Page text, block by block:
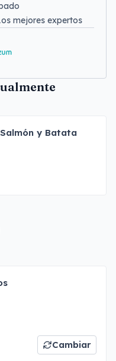
mejores expertos
y Batata
Cambiar